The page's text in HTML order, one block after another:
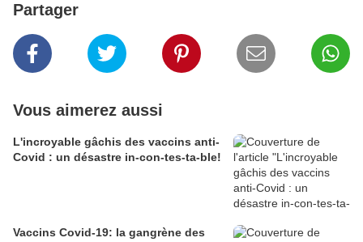
Partager
Vous aimerez aussi
L'incroyable gâchis des vaccins anti-
Covid : un désastre in-con-tes-ta-ble!
Vaccins Covid-19: la gangrène des